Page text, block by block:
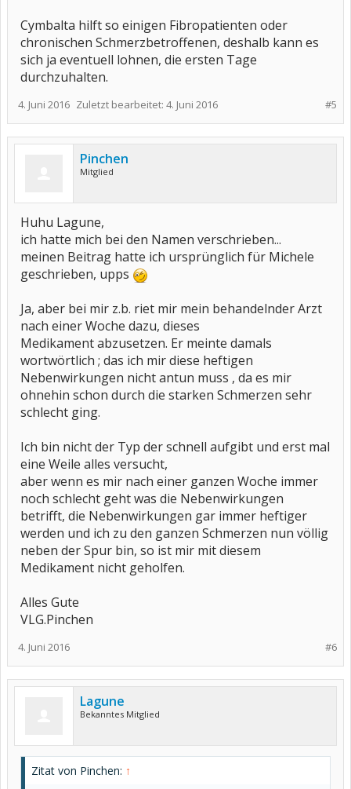
Cymbalta hilft so einigen Fibropatienten oder
chronischen Schmerzbetroffenen, deshalb kann es
sich ja eventuell lohnen, die ersten Tage
durchzuhalten.
#5
4. Juni 2016 Zuletzt bearbeitet: 4. Juni 2016
Pinchen
Mitglied
Huhu Lagune,
ich hatte mich bei den Namen verschrieben...
meinen Beitrag hatte ich ursprünglich für Michele
geschrieben, upps
Ja, aber bei mir z.b. riet mir mein behandelnder Arzt
nach einer Woche dazu, dieses
Medikament abzusetzen. Er meinte damals
wortwörtlich ; das ich mir diese heftigen
Nebenwirkungen nicht antun muss , da es mir
ohnehin schon durch die starken Schmerzen sehr
schlecht ging.
Ich bin nicht der Typ der schnell aufgibt und erst mal
eine Weile alles versucht,
aber wenn es mir nach einer ganzen Woche immer
noch schlecht geht was die Nebenwirkungen
betrifft, die Nebenwirkungen gar immer heftiger
werden und ich zu den ganzen Schmerzen nun völlig
neben der Spur bin, so ist mir mit diesem
Medikament nicht geholfen.
Alles Gute
VLG.Pinchen
#6
4. Juni 2016
Lagune
Bekanntes Mitglied
Zitat von Pinchen: ↑